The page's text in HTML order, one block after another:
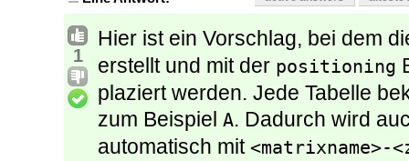
1
Hier ist ein Vorschlag, bei dem
erstellt und mit der positioning
plaziert werden. Jede Tabelle
zum Beispiel A. Dadurch wird
automatisch mit <matrixname>-